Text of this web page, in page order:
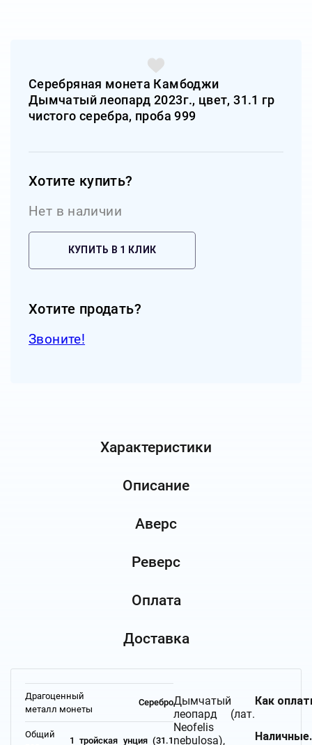
Серебряная монета Камбоджи
Дымчатый леопард 2023г., цвет, 31.1 гр
чистого серебра, проба 999
Хотите купить?
Нет в наличии
КУПИТЬ В 1 КЛИК
Хотите продать?
Звоните!
Характеристики
Описание
Аверс
Реверс
Оплата
Доставка
Драгоценный
металл монеты
Серебро
Общий
1 тройская унция (31.1
Дымчатый
леопард (лат.
Neofelis
nebulosa),
Как
Наличные.